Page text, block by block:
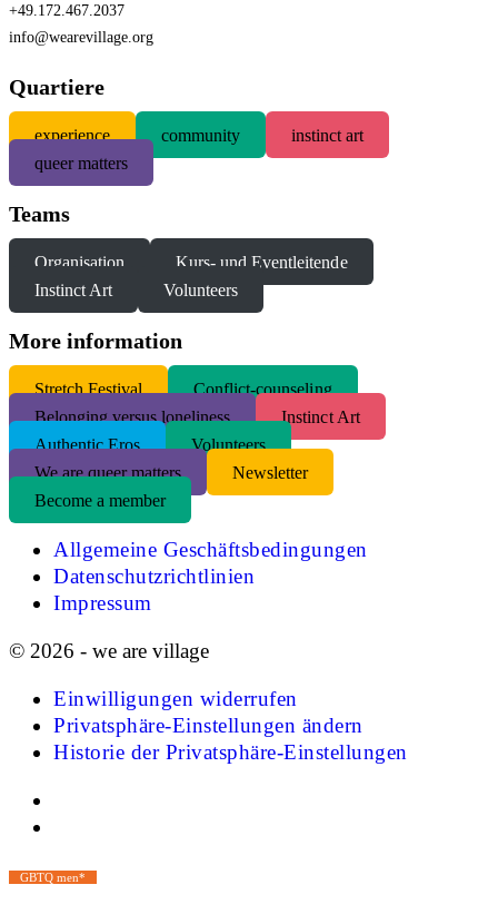
+49.172.467.2037
info@wearevillage.org
Quartiere
experience community
instinct art
queer matters
Teams
Organisation
Kurs- und Eventleitende
Instinct Art
Volunteers
More information
Stretch Festival
Conflict-counseling
Belonging versus loneliness
Instinct Art
Authentic Eros
Volunteers
We are queer matters
Newsletter
Become a member
Allgemeine Geschäftsbedingungen
Datenschutzrichtlinien
Impressum
© 2026 - we are village
Einwilligungen widerrufen
Privatsphäre-Einstellungen ändern
Historie der Privatsphäre-Einstellungen
GBTQ men*